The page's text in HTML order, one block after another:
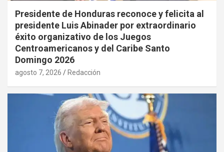
Presidente de Honduras reconoce y felicita al
presidente Luis Abinader por extraordinario
éxito organizativo de los Juegos
Centroamericanos y del Caribe Santo
Domingo 2026
agosto 7, 2026 Redacción